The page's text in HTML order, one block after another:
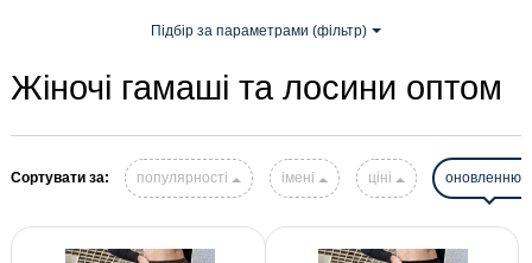
Підбір за параметрами (фільтр)
Жіночі гамаші та лосини оптом
Сортувати за: популярності імені ціні оновленню